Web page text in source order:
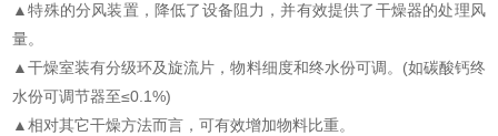
▲特殊的分风装置，降低了设备阻力，并有效提供了干燥器的处理风
量。
▲干燥室装有分级环及旋流片，物料细度和终水份可调。(如碳酸钙终
水份可调节器至≤0.1%)
▲相对其它干燥方法而言，可有效增加物料比重。